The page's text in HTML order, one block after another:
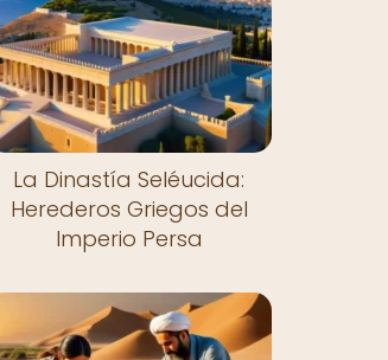
La Dinastía Seléucida:
Herederos Griegos del
Imperio Persa